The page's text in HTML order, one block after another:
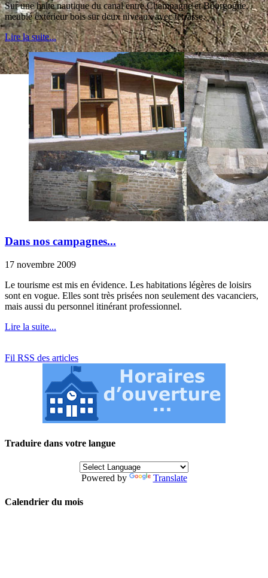
Sur une halte nautique du canal entre Champagne et Bourgogne,
meublé extérieur bois sur deux niveaux avec terrasse.
Lire la suite...
Dans nos campagnes...
17 novembre 2009
Le tourisme est mis en évidence. Les habitations légères de loisirs
sont en vogue. Elles sont très prisées non seulement des vacanciers,
mais aussi du personnel itinérant professionnel.
Lire la suite...
Fil RSS des articles
Traduire dans votre langue
Powered by Translate
Calendrier du mois